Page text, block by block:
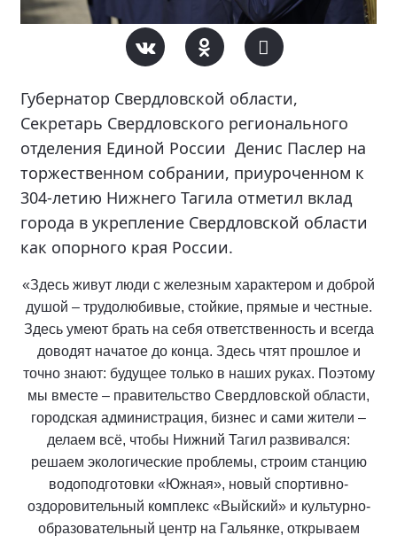
Губернатор Свердловской области,
Секретарь Свердловского регионального
отделения Единой России Денис Паслер на
торжественном собрании, приуроченном к
304-летию Нижнего Тагила отметил вклад
города в укрепление Свердловской области
как опорного края России.
«Здесь живут люди с железным характером и доброй
душой – трудолюбивые, стойкие, прямые и честные.
Здесь умеют брать на себя ответственность и всегда
доводят начатое до конца. Здесь чтят прошлое и
точно знают: будущее только в наших руках. Поэтому
мы вместе – правительство Свердловской области,
городская администрация, бизнес и сами жители –
делаем всё, чтобы Нижний Тагил развивался:
решаем экологические проблемы, строим станцию
водоподготовки «Южная», новый спортивно-
оздоровительный комплекс «Выйский» и культурно-
образовательный центр на Гальянке, открываем